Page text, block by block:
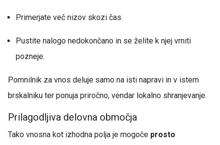
Primerjate več nizov skozi čas.
Pustite nalogo nedokončano in se želite k njej vrniti
pozneje.
Pomnilnik za vnos deluje samo na isti napravi in v istem
brskalniku ter ponuja priročno, vendar lokalno shranjevanje.
Prilagodljiva delovna območja
Tako vnosna kot izhodna polja je mogoče prosto